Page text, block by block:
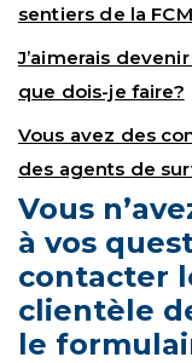
sentiers de la
J’aimerais
que dois-je faire?
Vous avez des
des agents de
Vous
à vos
contacter
clientèle
le